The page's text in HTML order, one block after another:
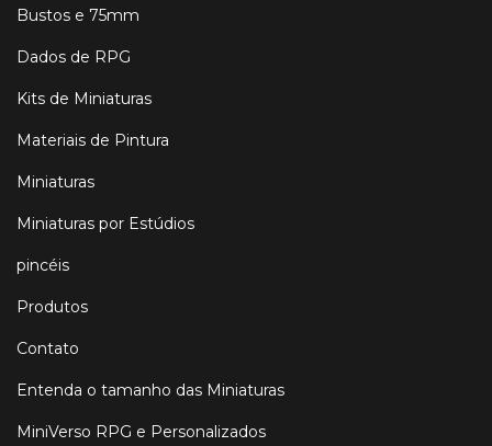
Bustos e 75mm
Dados de RPG
Kits de Miniaturas
Materiais de Pintura
Miniaturas
Miniaturas por Estúdios
pincéis
Produtos
Contato
Entenda o tamanho das Miniaturas
MiniVerso RPG e Personalizados